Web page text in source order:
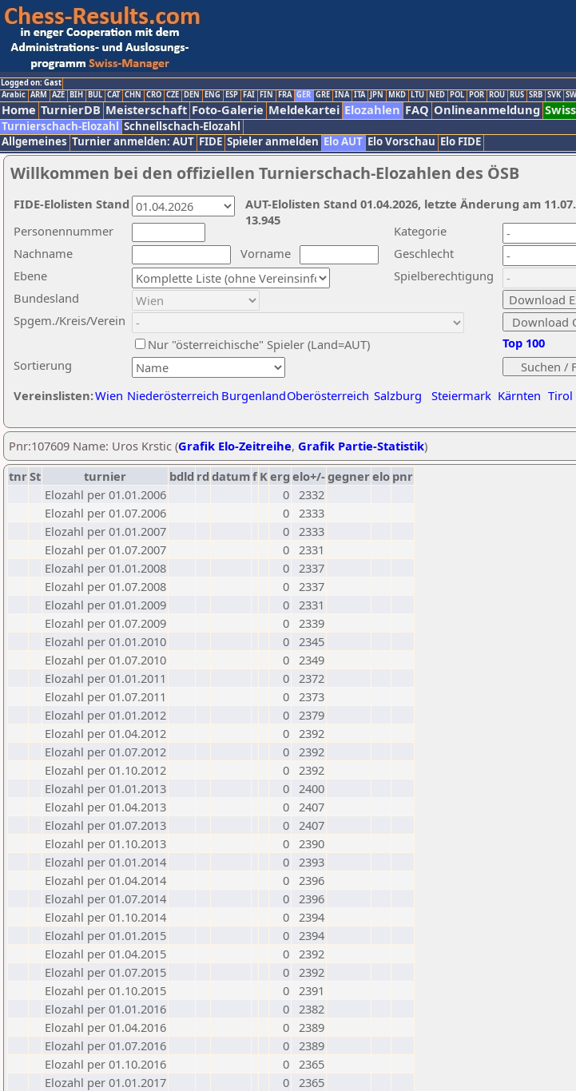
Logged on: Gast
Arabic ARM AZE BIH BUL CAT CHN CRO CZE DEN ENG ESP FAI FIN FRA GER GRE INA ITA JPN MKD LTU NED POL POR ROU RUS SRB SVK
Home TurnierDB Meisterschaft Foto-Galerie Meldekartei Elozahlen FAQ Onlineanmeldung
Turnierschach-Elozahl Schnellschach-Elozahl
Allgemeines Turnier anmelden: AUT FIDE Spieler anmelden Elo AUT Elo Vorschau Elo FIDE
Willkommen bei den offiziellen Turnierschach-Elozahlen des ÖSB
Nachname
Vorname
Ebene
Kategorie
Sortierung
Personennummer
Bundesland
Spgem./Kreis/Verein
Geschlecht
Nur "österreichische" Spieler (Land=AUT)
Spielberechtigung
Vereinslisten:Wien Niederösterreich BurgenlandOberösterreich Salzburg Steiermark Kärnten Tirol
Top 100
AUT-Elolisten Stand 01.04.2026, letzte Änderung am
13.945
FIDE-Elolisten Stand
Pnr:107609 Name: Uros Krstic (Grafik Elo-Zeitreihe, Grafik Partie-Statistik)
tnrSt turnier bdld rd datumf Kerg elo+/-gegnerelo pnr
Elozahl per 01.01.2006
0 2332
Elozahl per 01.07.2006
0 2333
Elozahl per 01.01.2007
0 2333
Elozahl per 01.07.2007
0 2331
Elozahl per 01.01.2008
0 2337
Elozahl per 01.07.2008
0 2337
Elozahl per 01.01.2009
0 2331
Elozahl per 01.07.2009
0 2339
Elozahl per 01.01.2010
0 2345
Elozahl per 01.07.2010
0 2349
Elozahl per 01.01.2011
0 2372
Elozahl per 01.07.2011
0 2373
Elozahl per 01.01.2012
0 2379
Elozahl per 01.04.2012
0 2392
Elozahl per 01.07.2012
0 2392
Elozahl per 01.10.2012
0 2392
Elozahl per 01.01.2013
0 2400
Elozahl per 01.04.2013
0 2407
Elozahl per 01.07.2013
0 2407
Elozahl per 01.10.2013
0 2390
Elozahl per 01.01.2014
0 2393
Elozahl per 01.04.2014
0 2396
Elozahl per 01.07.2014
0 2396
Elozahl per 01.10.2014
0 2394
Elozahl per 01.01.2015
0 2394
Elozahl per 01.04.2015
0 2392
Elozahl per 01.07.2015
0 2392
Elozahl per 01.10.2015
0 2391
Elozahl per 01.01.2016
0 2382
Elozahl per 01.04.2016
0 2389
Elozahl per 01.07.2016
0 2389
Elozahl per 01.10.2016
0 2365
Elozahl per 01.01.2017
0 2365